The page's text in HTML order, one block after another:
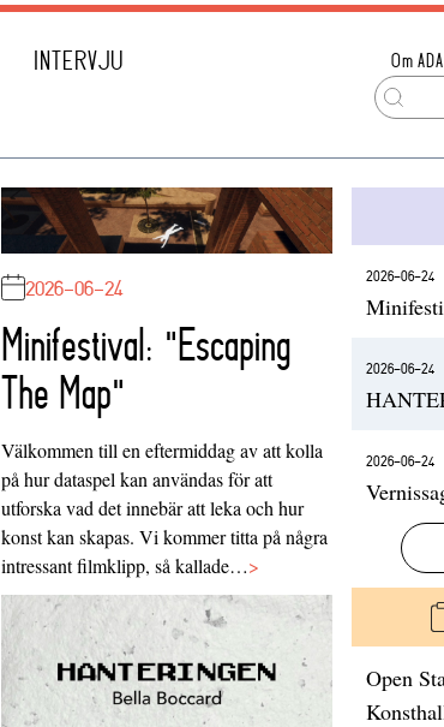
INTERVJU Om ADA
2026-06-24
Minifestival: "Escaping
The Map"
Välkommen till en eftermiddag av att kolla
på hur dataspel kan användas för att
utforska vad det innebär att leka och hur
konst kan skapas. Vi kommer titta på några
intressant filmklipp, så kallade…>
2026-06-24
2026-06-24
2026-06-24
Open